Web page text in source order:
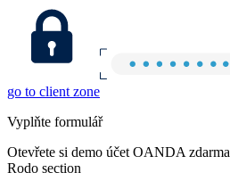
go to client zone
Vyplňte formulář
Otevřete si demo účet OANDA zdarma
Rodo section